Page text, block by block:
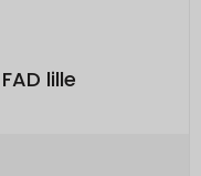
lille